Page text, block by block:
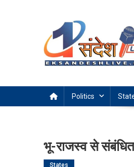
Politics
भू-राजस्व से संबंधित
States